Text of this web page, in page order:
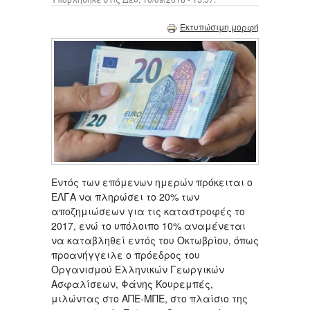
Εκτυπώσιμη μορφή
Εντός των επόμενων ημερών πρόκειται ο
ΕΛΓΑ να πληρώσει το 20% των
αποζημιώσεων για τις καταστροφές το
2017, ενώ το υπόλοιπο 10% αναμένεται
να καταβληθεί εντός του Οκτωβρίου, όπως
προανήγγειλε ο πρόεδρος του
Οργανισμού Ελληνικών Γεωργικών
Ασφαλίσεων, Φάνης Κουρεμπές,
μιλώντας στο ΑΠΕ-ΜΠΕ, στο πλαίσιο της